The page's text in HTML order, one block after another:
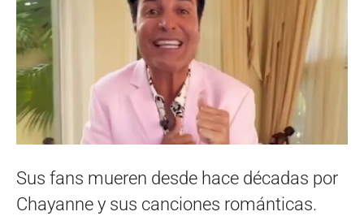
Sus fans mueren desde hace décadas por
Chayanne y sus canciones románticas.